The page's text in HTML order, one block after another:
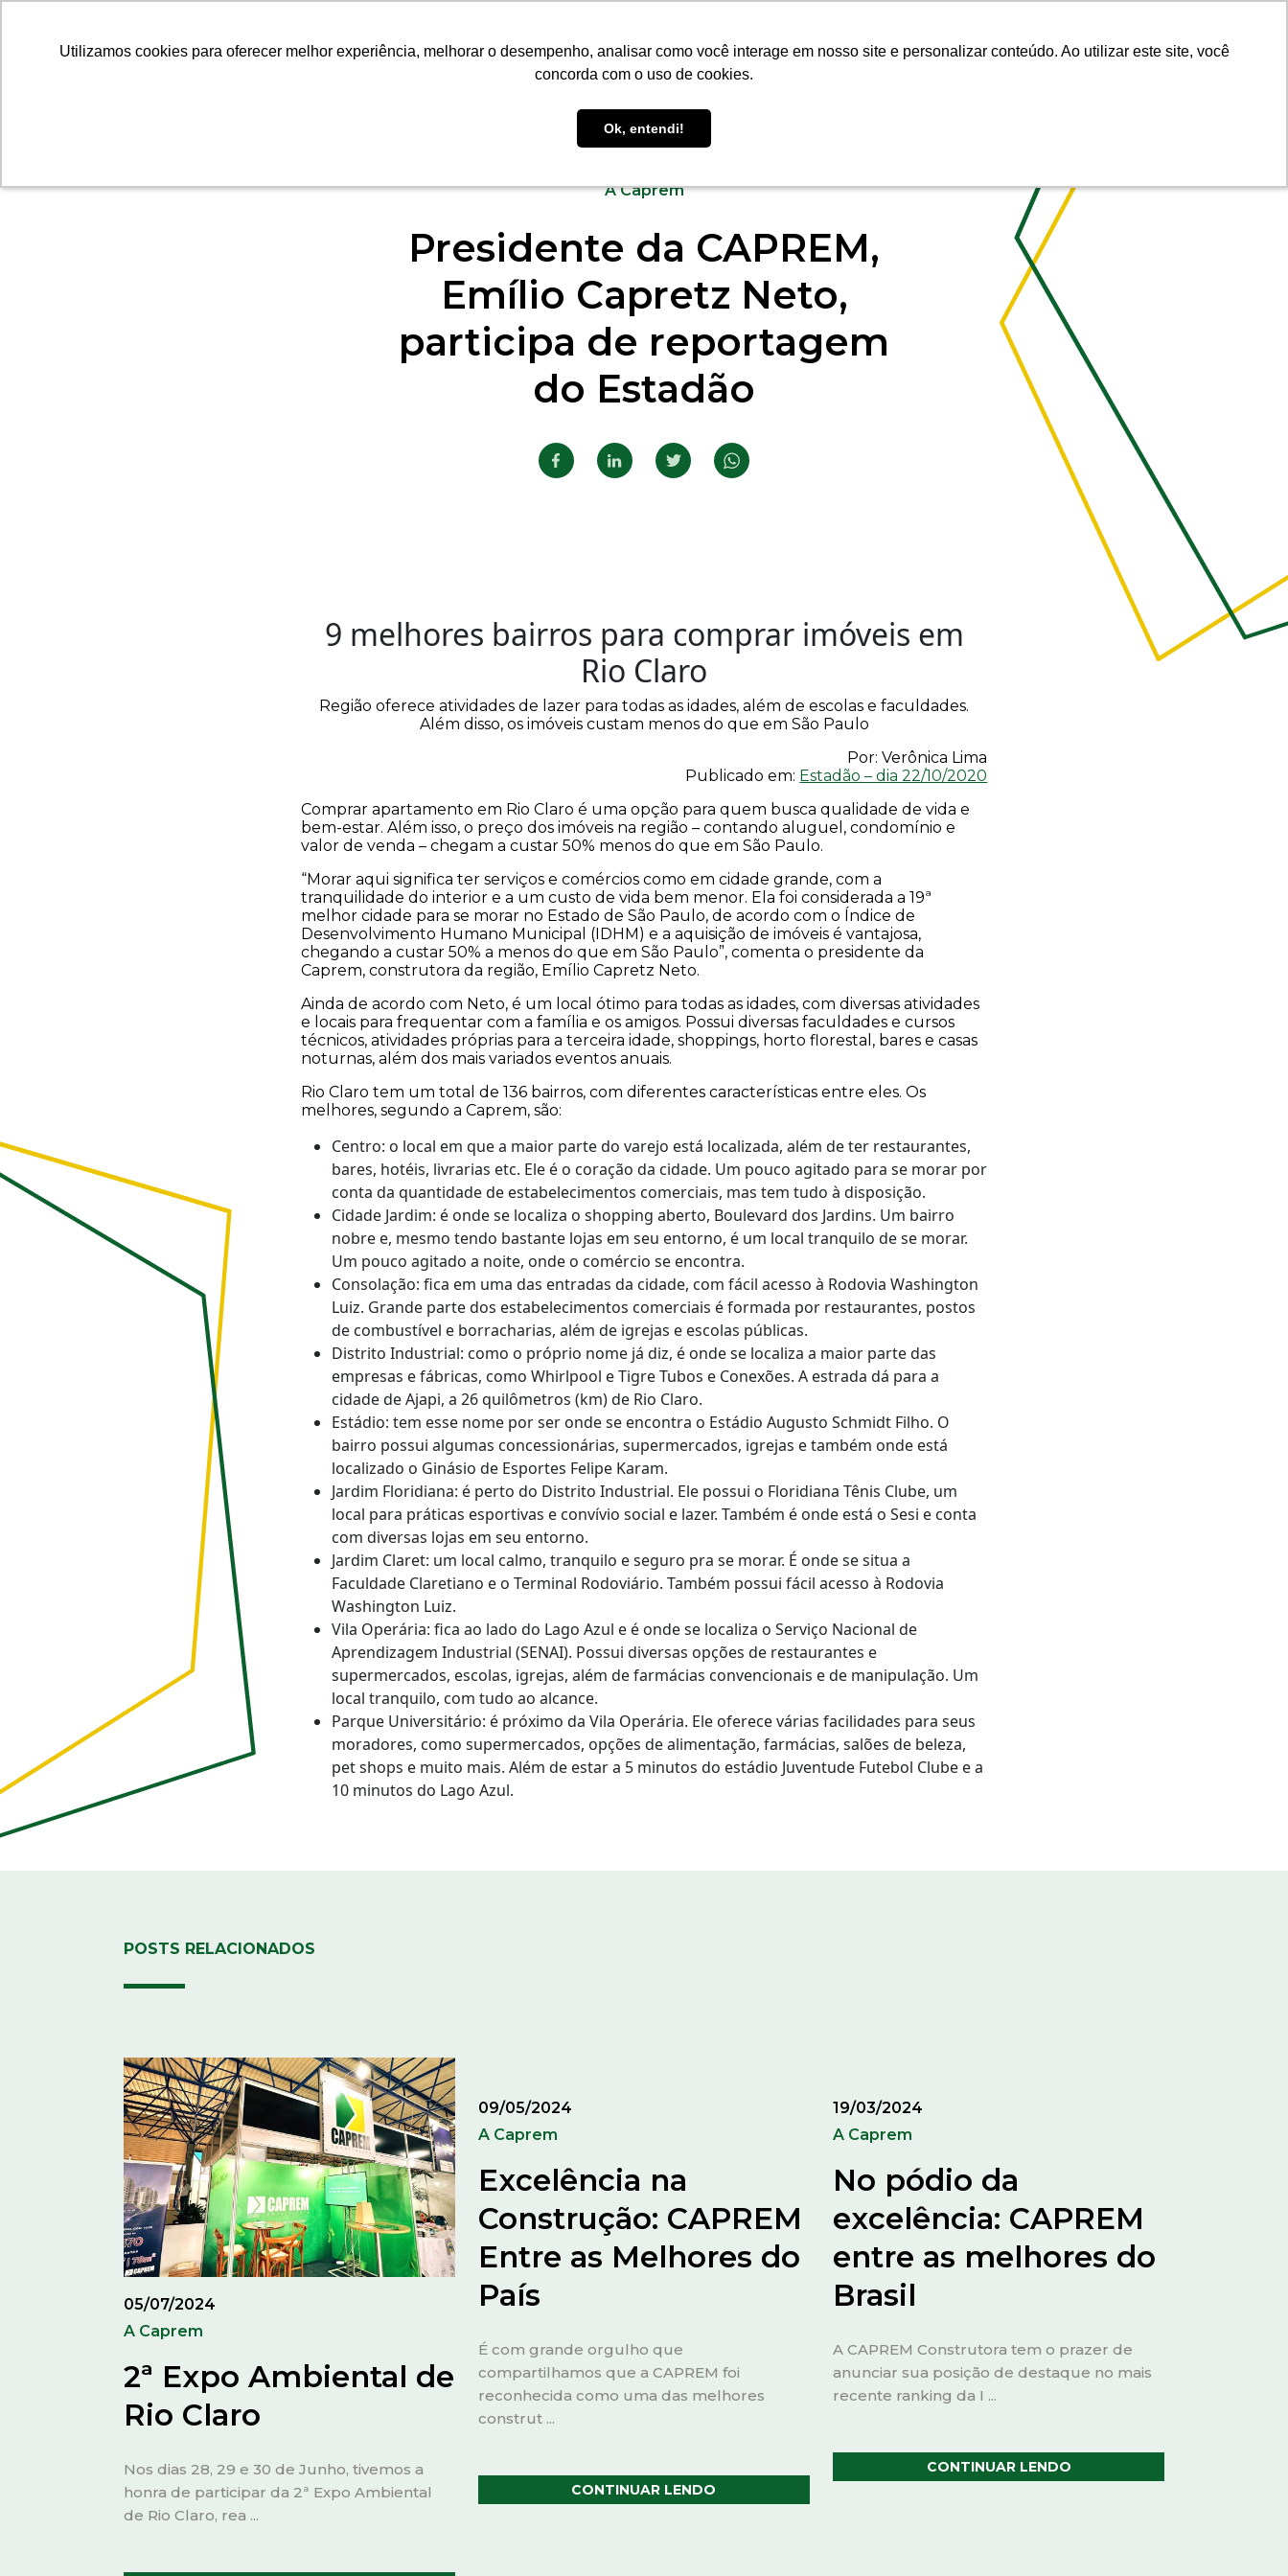
Utilizamos cookies para oferecer melhor experiência, melhorar o desempenho, analisar como você interage em nosso site e personalizar conteúdo. Ao utilizar este site, você
concorda com o uso de cookies.
Ok, entendi!
Utilizamos cookies para oferecer melhor experiência, melhorar o desempenho, analisar como você interage em nosso site e personalizar conteúdo. Ao utilizar este site, você
concorda com o uso de cookies.
Ok, entendi!
26.10.2020
A Caprem
Presidente da CAPREM,
Emílio Capretz Neto,
participa de reportagem
do Estadão
9 melhores bairros para comprar imóveis em
Rio Claro
Região oferece atividades de lazer para todas as idades, além de escolas e faculdades.
Além disso, os imóveis custam menos do que em São Paulo
Por: Verônica Lima
Publicado em: Estadão – dia 22/10/2020
Comprar apartamento em Rio Claro é uma opção para quem busca qualidade de vida e
bem-estar. Além isso, o preço dos imóveis na região – contando aluguel, condomínio e
valor de venda – chegam a custar 50% menos do que em São Paulo.
“Morar aqui significa ter serviços e comércios como em cidade grande, com a
tranquilidade do interior e a um custo de vida bem menor. Ela foi considerada a 19ª
melhor cidade para se morar no Estado de São Paulo, de acordo com o Índice de
Desenvolvimento Humano Municipal (IDHM) e a aquisição de imóveis é vantajosa,
chegando a custar 50% a menos do que em São Paulo”, comenta o presidente da
Caprem, construtora da região, Emílio Capretz Neto.
Ainda de acordo com Neto, é um local ótimo para todas as idades, com diversas atividades
e locais para frequentar com a família e os amigos. Possui diversas faculdades e cursos
técnicos, atividades próprias para a terceira idade, shoppings, horto florestal, bares e casas
noturnas, além dos mais variados eventos anuais.
Rio Claro tem um total de 136 bairros, com diferentes características entre eles. Os
melhores, segundo a Caprem, são:
Centro: o local em que a maior parte do varejo está localizada, além de ter restaurantes,
bares, hotéis, livrarias etc. Ele é o coração da cidade. Um pouco agitado para se morar por
conta da quantidade de estabelecimentos comerciais, mas tem tudo à disposição.
Cidade Jardim: é onde se localiza o shopping aberto, Boulevard dos Jardins. Um bairro
nobre e, mesmo tendo bastante lojas em seu entorno, é um local tranquilo de se morar.
Um pouco agitado a noite, onde o comércio se encontra.
Consolação: fica em uma das entradas da cidade, com fácil acesso à Rodovia Washington
Luiz. Grande parte dos estabelecimentos comerciais é formada por restaurantes, postos
de combustível e borracharias, além de igrejas e escolas públicas.
Distrito Industrial: como o próprio nome já diz, é onde se localiza a maior parte das
empresas e fábricas, como Whirlpool e Tigre Tubos e Conexões. A estrada dá para a
cidade de Ajapi, a 26 quilômetros (km) de Rio Claro.
Estádio: tem esse nome por ser onde se encontra o Estádio Augusto Schmidt Filho. O
bairro possui algumas concessionárias, supermercados, igrejas e também onde está
localizado o Ginásio de Esportes Felipe Karam.
Jardim Floridiana: é perto do Distrito Industrial. Ele possui o Floridiana Tênis Clube, um
local para práticas esportivas e convívio social e lazer. Também é onde está o Sesi e conta
com diversas lojas em seu entorno.
Jardim Claret: um local calmo, tranquilo e seguro pra se morar. É onde se situa a
Faculdade Claretiano e o Terminal Rodoviário. Também possui fácil acesso à Rodovia
Washington Luiz.
Vila Operária: fica ao lado do Lago Azul e é onde se localiza o Serviço Nacional de
Aprendizagem Industrial (SENAI). Possui diversas opções de restaurantes e
supermercados, escolas, igrejas, além de farmácias convencionais e de manipulação. Um
local tranquilo, com tudo ao alcance.
Parque Universitário: é próximo da Vila Operária. Ele oferece várias facilidades para seus
moradores, como supermercados, opções de alimentação, farmácias, salões de beleza,
pet shops e muito mais. Além de estar a 5 minutos do estádio Juventude Futebol Clube e a
10 minutos do Lago Azul.
POSTS RELACIONADOS
05/07/2024
A Caprem
2ª Expo Ambiental de
Rio Claro
Nos dias 28, 29 e 30 de Junho, tivemos a
honra de participar da 2ª Expo Ambiental
de Rio Claro, rea ...
09/05/2024
A Caprem
Excelência na
Construção: CAPREM
Entre as Melhores do
País
É com grande orgulho que
compartilhamos que a CAPREM foi
reconhecida como uma das melhores
construt ...
CONTINUAR LENDO
19/03/2024
A Caprem
No pódio da
excelência: CAPREM
entre as melhores do
Brasil
A CAPREM Construtora tem o prazer de
anunciar sua posição de destaque no mais
recente ranking da I ...
CONTINUAR LENDO